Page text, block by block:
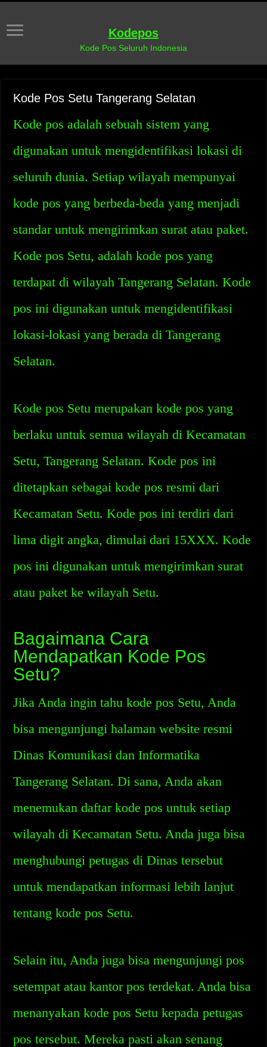
Kodepos
Kode Pos Seluruh Indonesia
Kode Pos Setu Tangerang Selatan
Kode pos adalah sebuah sistem yang
digunakan untuk mengidentifikasi lokasi di
seluruh dunia. Setiap wilayah mempunyai
kode pos yang berbeda-beda yang menjadi
standar untuk mengirimkan surat atau paket.
Kode pos Setu, adalah kode pos yang
terdapat di wilayah Tangerang Selatan. Kode
pos ini digunakan untuk mengidentifikasi
lokasi-lokasi yang berada di Tangerang
Selatan.
Kode pos Setu merupakan kode pos yang
berlaku untuk semua wilayah di Kecamatan
Setu, Tangerang Selatan. Kode pos ini
ditetapkan sebagai kode pos resmi dari
Kecamatan Setu. Kode pos ini terdiri dari
lima digit angka, dimulai dari 15XXX. Kode
pos ini digunakan untuk mengirimkan surat
atau paket ke wilayah Setu.
Bagaimana Cara
Mendapatkan Kode Pos
Setu?
Jika Anda ingin tahu kode pos Setu, Anda
bisa mengunjungi halaman website resmi
Dinas Komunikasi dan Informatika
Tangerang Selatan. Di sana, Anda akan
menemukan daftar kode pos untuk setiap
wilayah di Kecamatan Setu. Anda juga bisa
menghubungi petugas di Dinas tersebut
untuk mendapatkan informasi lebih lanjut
tentang kode pos Setu.
Selain itu, Anda juga bisa mengunjungi pos
setempat atau kantor pos terdekat. Anda bisa
menanyakan kode pos Setu kepada petugas
pos tersebut. Mereka pasti akan senang